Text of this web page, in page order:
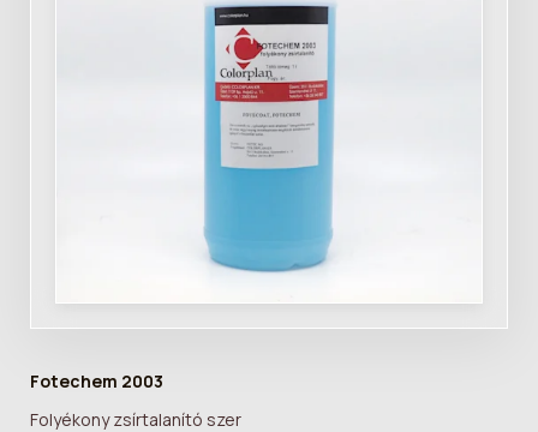
Fotechem 2003
Folyékony zsírtalanító szer